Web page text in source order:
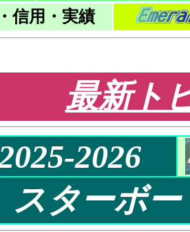
信用・実績
最新ト
2026
スターボー